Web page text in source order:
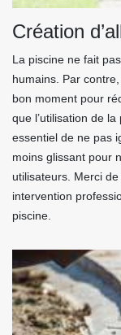
Création
La piscine ne fait
humains. Par
bon moment pour
que l’utilisation de
essentiel de ne pas
moins glissant pour
utilisateurs. Merci
intervention
piscine.